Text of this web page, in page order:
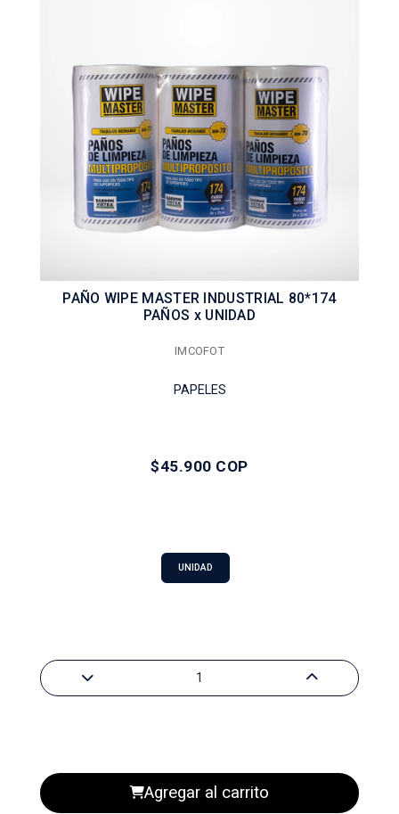
PAÑO WIPE MASTER INDUSTRIAL 80*174
PAÑOS x UNIDAD
IMCOFOT
PAPELES
$45.900 COP
UNIDAD
Agregar al carrito